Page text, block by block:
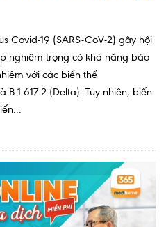
năng
Covid-19 (SARS-CoV-2) gây hội
nghiêm trọng có khả năng bảo
với các biến thể
B.1.617.2 (Delta). Tuy nhiên, biến